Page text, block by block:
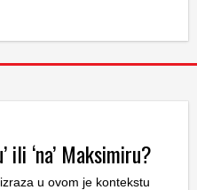
ili ‘na’ Maksimiru?
u ovom je kontekstu